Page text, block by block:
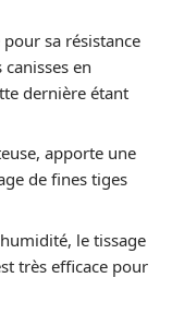
sa résistance
en
dernière étant
apporte une
de fines tiges
le tissage
très efficace pour